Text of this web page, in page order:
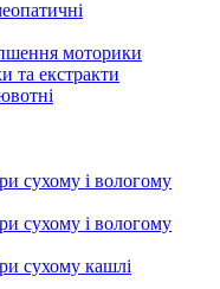
моторики
та екстракти
сухому і вологому
сухому і вологому
сухому кашлі